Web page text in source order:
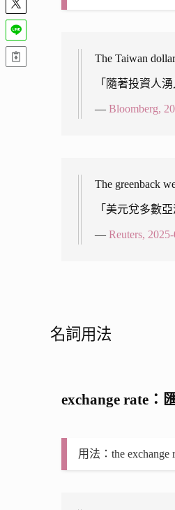
The Taiwan
「隨著投資人
— Bloomberg,
The greenback
「美元兌多數
— Reuters,
名詞用法
exchange rate：
用法：the exchange